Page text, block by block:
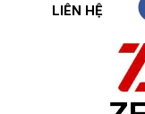
LIÊN HỆ